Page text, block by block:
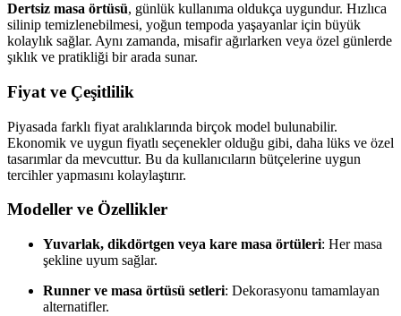
Dertsiz masa örtüsü, günlük kullanıma oldukça uygundur. Hızlıca
silinip temizlenebilmesi, yoğun tempoda yaşayanlar için büyük
kolaylık sağlar. Aynı zamanda, misafir ağırlarken veya özel günlerde
şıklık ve pratikliği bir arada sunar.
Fiyat ve Çeşitlilik
Piyasada farklı fiyat aralıklarında birçok model bulunabilir.
Ekonomik ve uygun fiyatlı seçenekler olduğu gibi, daha lüks ve özel
tasarımlar da mevcuttur. Bu da kullanıcıların bütçelerine uygun
tercihler yapmasını kolaylaştırır.
Modeller ve Özellikler
Yuvarlak, dikdörtgen veya kare masa örtüleri: Her masa
şekline uyum sağlar.
Runner ve masa örtüsü setleri: Dekorasyonu tamamlayan
alternatifler.